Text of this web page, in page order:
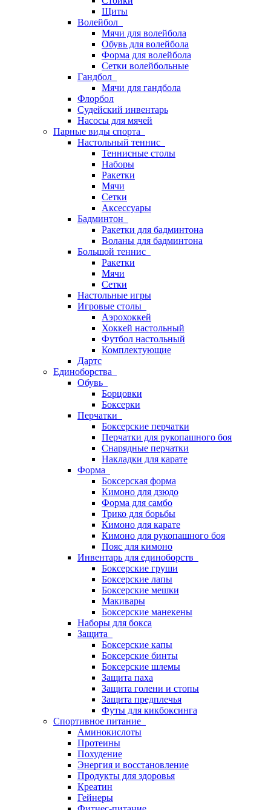
Щиты
Волейбол
Мячи для волейбола
Обувь для волейбола
Форма для волейбола
Сетки волейбольные
Гандбол
Мячи для гандбола
Флорбол
Судейский инвентарь
Насосы для мячей
Парные виды спорта
Настольный теннис
Теннисные столы
Наборы
Ракетки
Мячи
Сетки
Аксессуары
Бадминтон
Ракетки для бадминтона
Воланы для бадминтона
Большой теннис
Ракетки
Мячи
Сетки
Настольные игры
Игровые столы
Аэрохоккей
Хоккей настольный
Футбол настольный
Комплектующие
Дартс
Единоборства
Обувь
Борцовки
Боксерки
Перчатки
Боксерские перчатки
Перчатки для рукопашного боя
Снарядные перчатки
Накладки для карате
Форма
Боксерская форма
Кимоно для дзюдо
Форма для самбо
Трико для борьбы
Кимоно для карате
Кимоно для рукопашного боя
Пояс для кимоно
Инвентарь для единоборств
Боксерские груши
Боксерские лапы
Боксерские мешки
Макивары
Боксерские манекены
Наборы для бокса
Защита
Боксерские капы
Боксерские бинты
Боксерские шлемы
Защита паха
Защита голени и стопы
Защита предплечья
Футы для кикбоксинга
Спортивное питание
Аминокислоты
Протеины
Похудение
Энергия и восстановление
Продукты для здоровья
Креатин
Гейнеры